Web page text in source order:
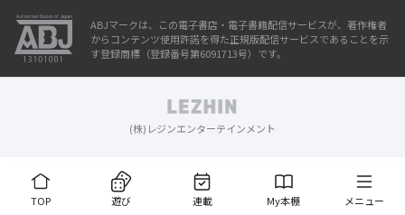
TOP 遊び 連載 My本棚 メニュー
ABJマークは、この電子書店・電子書籍配信サービスが、著作権者
からコンテンツ使用許諾を得た正規版配信サービスであることを示
す登録商標（登録番号第6091713号）です。
(株)レジンエンターテインメント